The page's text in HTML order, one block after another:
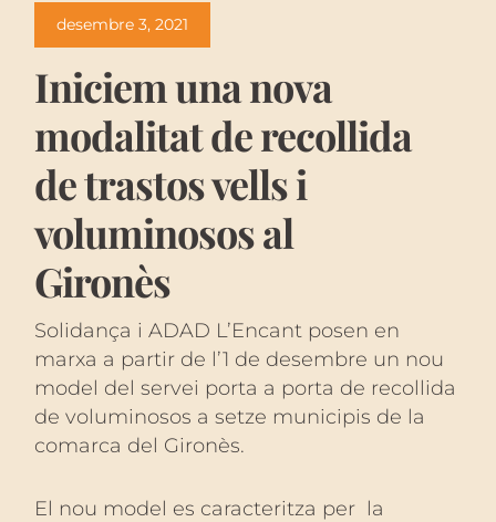
desembre 3, 2021
Iniciem una nova
modalitat de recollida
de trastos vells i
voluminosos al
Gironès
Solidança i ADAD L’Encant posen en
marxa a partir de l’1 de desembre un nou
model del servei porta a porta de recollida
de voluminosos a setze municipis de la
comarca del Gironès.
El nou model es caracteritza per la